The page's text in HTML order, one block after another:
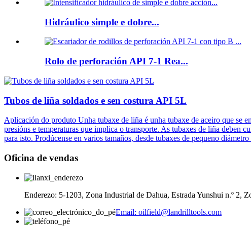
Hidráulico simple e dobre...
Rolo de perforación API 7-1 Rea...
Tubos de liña soldados e sen costura API 5L
Aplicación do produto Unha tubaxe de liña é unha tubaxe de aceiro que se
presións e temperaturas que implica o transporte. As tubaxes de liña deben
para isto. Prodúcense en varios tamaños, desde tubaxes de pequeno
Oficina de vendas
Enderezo: 5-1203, Zona Industrial de Dahua, Estrada Yunshui n.º 2,
Email: oilfield@landrilltools.com